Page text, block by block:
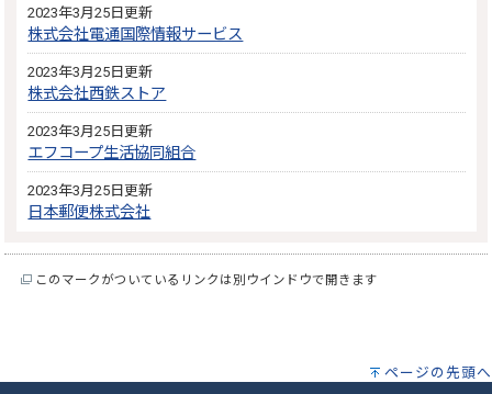
2023年3月25日更新
株式会社電通国際情報サービス
2023年3月25日更新
株式会社西鉄ストア
2023年3月25日更新
エフコープ生活協同組合
2023年3月25日更新
日本郵便株式会社
このマークがついているリンクは別ウインドウで開きます
ページの先頭へ